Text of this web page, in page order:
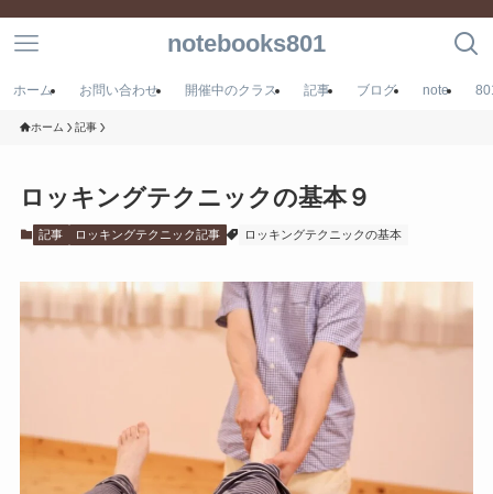
notebooks801
ホーム お問い合わせ 開催中のクラス 記事 ブログ note
ホーム 記事
ロッキングテクニックの基本９
記事 ロッキングテクニック記事 ロッキングテクニックの基本